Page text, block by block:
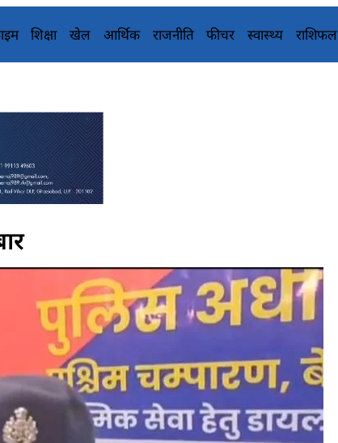
शिक्षा खेल आर्थिक राजनीति फीचर स्वास्थ्य राशिफल